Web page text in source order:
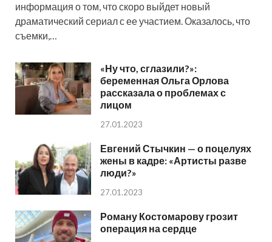
информация о том, что скоро выйдет новый
драматический сериал с ее участием. Оказалось, что
съемки,…
«Ну что, сглазили?»:
беременная Ольга Орлова
рассказала о проблемах с
лицом
27.01.2023
Евгений Стычкин — о поцелуях
жены в кадре: «Артисты разве
люди?»
27.01.2023
Роману Костомарову грозит
операция на сердце